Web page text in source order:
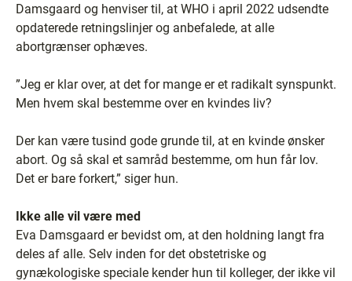
Damsgaard og henviser til, at WHO i april 2022 udsendte
opdaterede retningslinjer og anbefalede, at alle
abortgrænser ophæves.
”Jeg er klar over, at det for mange er et radikalt synspunkt.
Men hvem skal bestemme over en kvindes liv?
Der kan være tusind gode grunde til, at en kvinde ønsker
abort. Og så skal et samråd bestemme, om hun får lov.
Det er bare forkert,” siger hun.
Ikke alle vil være med
Eva Damsgaard er bevidst om, at den holdning langt fra
deles af alle. Selv inden for det obstetriske og
gynækologiske speciale kender hun til kolleger, der ikke vil